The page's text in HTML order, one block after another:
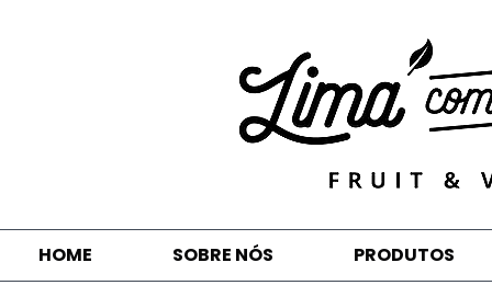
HOME SOBRE NÓS PRODUTOS